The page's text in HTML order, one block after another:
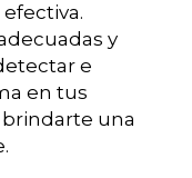
y
e
en tus
una